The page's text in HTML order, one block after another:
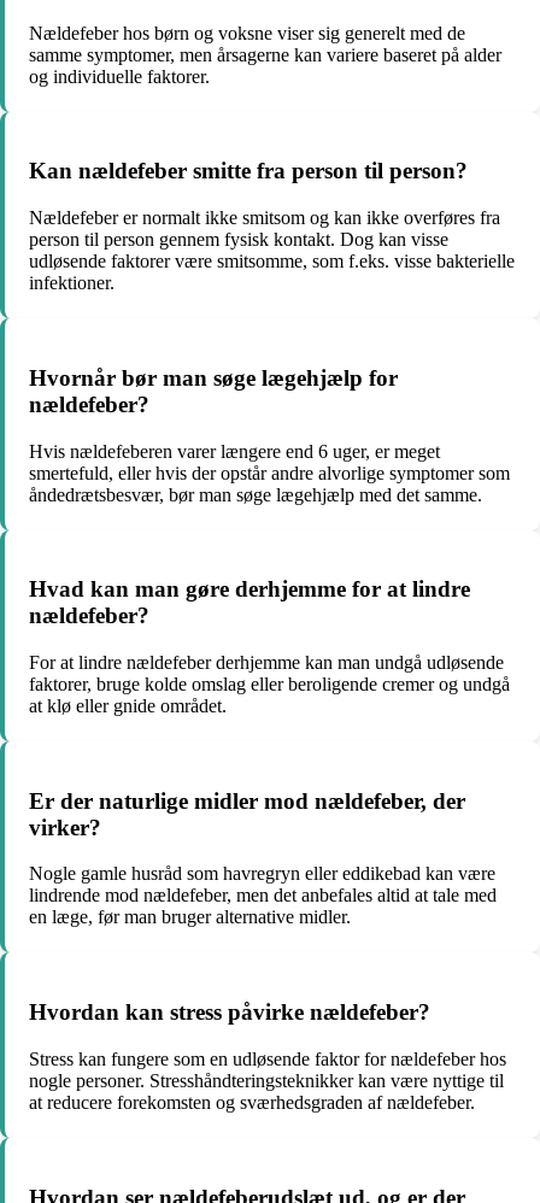
Nældefeber hos børn og voksne viser sig generelt med de
samme symptomer, men årsagerne kan variere baseret på alder
og individuelle faktorer.
Kan nældefeber smitte fra person til person?
Nældefeber er normalt ikke smitsom og kan ikke overføres fra
person til person gennem fysisk kontakt. Dog kan visse
udløsende faktorer være smitsomme, som f.eks. visse bakterielle
infektioner.
Hvornår bør man søge lægehjælp for
nældefeber?
Hvis nældefeberen varer længere end 6 uger, er meget
smertefuld, eller hvis der opstår andre alvorlige symptomer som
åndedrætsbesvær, bør man søge lægehjælp med det samme.
Hvad kan man gøre derhjemme for at lindre
nældefeber?
For at lindre nældefeber derhjemme kan man undgå udløsende
faktorer, bruge kolde omslag eller beroligende cremer og undgå
at klø eller gnide området.
Er der naturlige midler mod nældefeber, der
virker?
Nogle gamle husråd som havregryn eller eddikebad kan være
lindrende mod nældefeber, men det anbefales altid at tale med
en læge, før man bruger alternative midler.
Hvordan kan stress påvirke nældefeber?
Stress kan fungere som en udløsende faktor for nældefeber hos
nogle personer. Stresshåndteringsteknikker kan være nyttige til
at reducere forekomsten og sværhedsgraden af nældefeber.
Hvordan ser nældefeberudslæt ud, og er der